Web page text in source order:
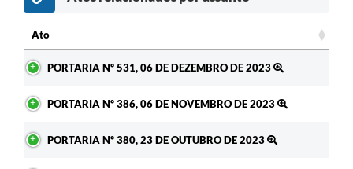
Ato
PORTARIA Nº 531, 06 DE DEZEMBRO DE 2023
PORTARIA Nº 386, 06 DE NOVEMBRO DE 2023
PORTARIA Nº 380, 23 DE OUTUBRO DE 2023